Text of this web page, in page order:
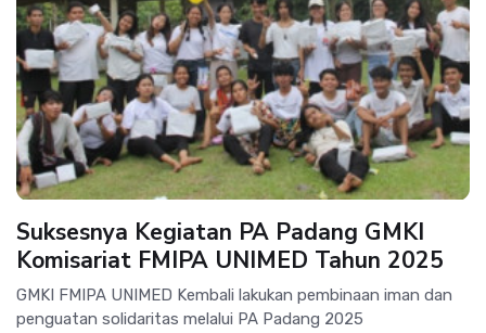
Suksesnya Kegiatan PA Padang GMKI
Komisariat FMIPA UNIMED Tahun 2025
GMKI FMIPA UNIMED Kembali lakukan pembinaan iman dan
penguatan solidaritas melalui PA Padang 2025